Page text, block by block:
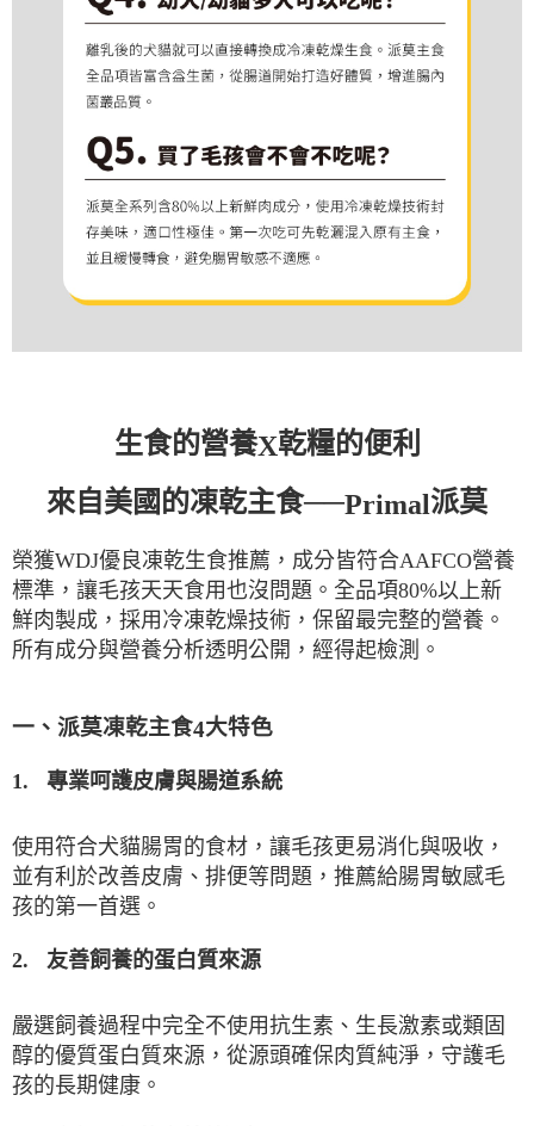
生食的營養X乾糧的便利
來自美國的凍乾主食──Primal派莫
榮獲WDJ優良凍乾生食推薦，成分皆符合AAFCO營養
標準，讓毛孩天天食用也沒問題。全品項80%以上新
鮮肉製成，採用冷凍乾燥技術，保留最完整的營養。
所有成分與營養分析透明公開，經得起檢測。
一、派莫凍乾主食4大特色
1. 專業呵護皮膚與腸道系統
使用符合犬貓腸胃的食材，讓毛孩更易消化與吸收，
並有利於改善皮膚、排便等問題，推薦給腸胃敏感毛
孩的第一首選。
2. 友善飼養的蛋白質來源
嚴選飼養過程中完全不使用抗生素、生長激素或類固
醇的優質蛋白質來源，從源頭確保肉質純淨，守護毛
孩的長期健康。